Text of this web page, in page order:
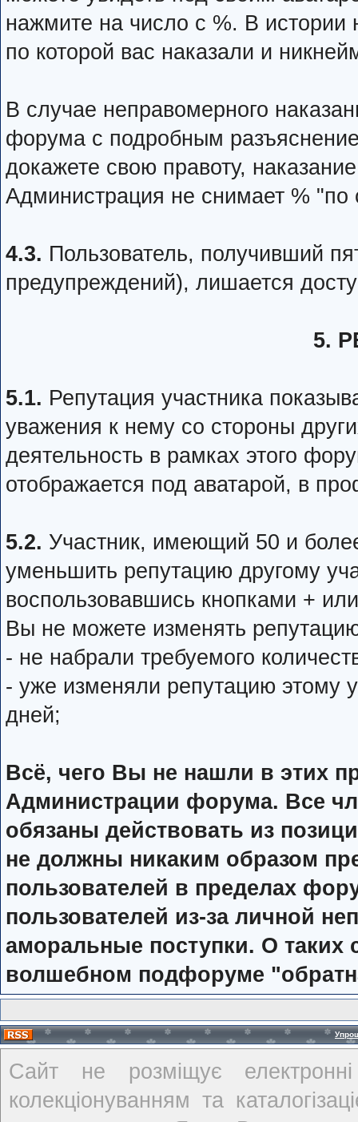
нажмите на число с %. В истории
по которой вас наказали и
В случае неправомерного
форума с подробным
докажете свою правоту,
Администрация не снимает % "по
4.3. Пользователь, получивший
предупреждений), лишается
5.
5.1. Репутация участника
уважения к нему со стороны
деятельность в рамках этого
отображается под аватарой, в
5.2. Участник, имеющий 50 и
уменьшить репутацию другому
воспользовавшись кнопками +
Вы не можете изменять
- не набрали требуемого
- уже изменяли репутацию этому
дней;
Всё, чего Вы не нашли в этих
Администрации форума. Все
обязаны действовать из
не должны никаким образом
пользователей в пределах
пользователей из-за личной
аморальные поступки. О таких
волшебном подфоруме
Сайт не розміщує
колекціонуванням та